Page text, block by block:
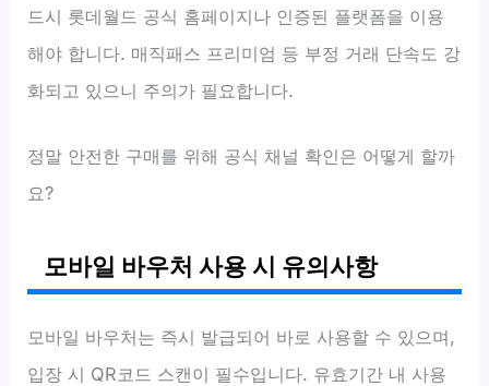
드시 롯데월드 공식 홈페이지나 인증된 플랫폼을 이용
해야 합니다. 매직패스 프리미엄 등 부정 거래 단속도 강
화되고 있으니 주의가 필요합니다.
정말 안전한 구매를 위해 공식 채널 확인은 어떻게 할까
요?
모바일 바우처 사용 시 유의사항
모바일 바우처는 즉시 발급되어 바로 사용할 수 있으며,
입장 시 QR코드 스캔이 필수입니다. 유효기간 내 사용